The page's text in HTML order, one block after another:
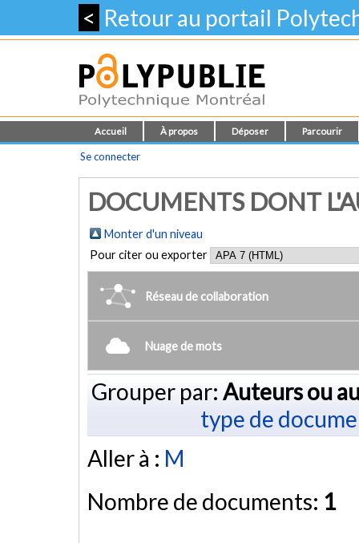
< Retour au portail
Accueil À propos Déposer Parcourir
Se connecter
DOCUMENTS DONT
Monter d'un niveau
Pour citer ou exporter
Réseau de collaboration
Nuage de mots
Grouper par: Auteurs ou
type de
Aller à : M
Nombre de documents: 1